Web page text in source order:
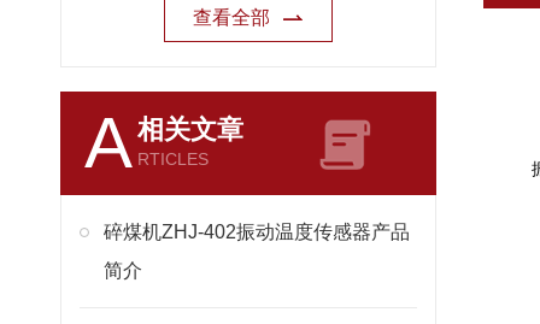
查看全部
A相关文章
RTICLES
碎煤机ZHJ-402振动温度传感器产品
简介